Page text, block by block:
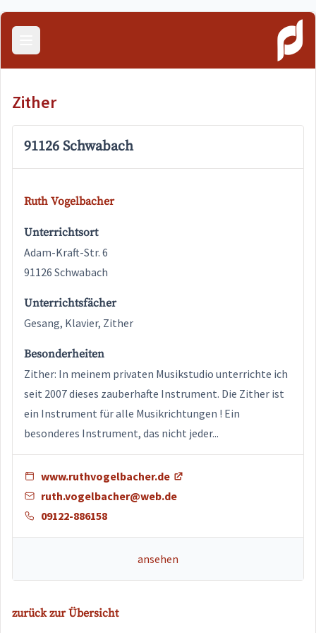
Menü öffnen
Zither
91126 Schwabach
Ruth Vogelbacher
Unterrichtsort
Adam-Kraft-Str. 6
91126 Schwabach
Unterrichtsfächer
Gesang, Klavier, Zither
Besonderheiten
Zither: In meinem privaten Musikstudio unterrichte ich
seit 2007 dieses zauberhafte Instrument. Die Zither ist
ein Instrument für alle Musikrichtungen ! Ein
besonderes Instrument, das nicht jeder...
www.ruthvogelbacher.de
ruth.vogelbacher@web.de
09122-886158
ansehen
zurück zur Übersicht